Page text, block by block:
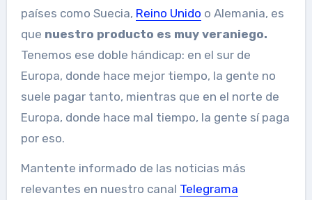
países como Suecia, Reino Unido o Alemania, es
que nuestro producto es muy veraniego.
Tenemos ese doble hándicap: en el sur de
Europa, donde hace mejor tiempo, la gente no
suele pagar tanto, mientras que en el norte de
Europa, donde hace mal tiempo, la gente sí paga
por eso.
Mantente informado de las noticias más
relevantes en nuestro canal Telegrama